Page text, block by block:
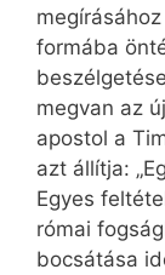
formába
megvan az
apostol a
azt állítja:
Egyes
római
bocsátása